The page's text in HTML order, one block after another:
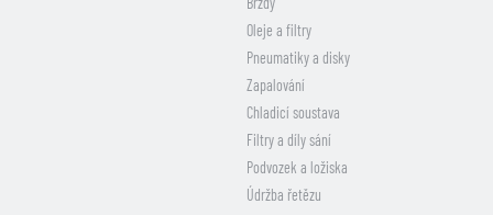
Oleje a filtry
Pneumatiky a disky
Zapalování
Chladicí soustava
Filtry a díly sání
Podvozek a ložiska
Údržba řetězu